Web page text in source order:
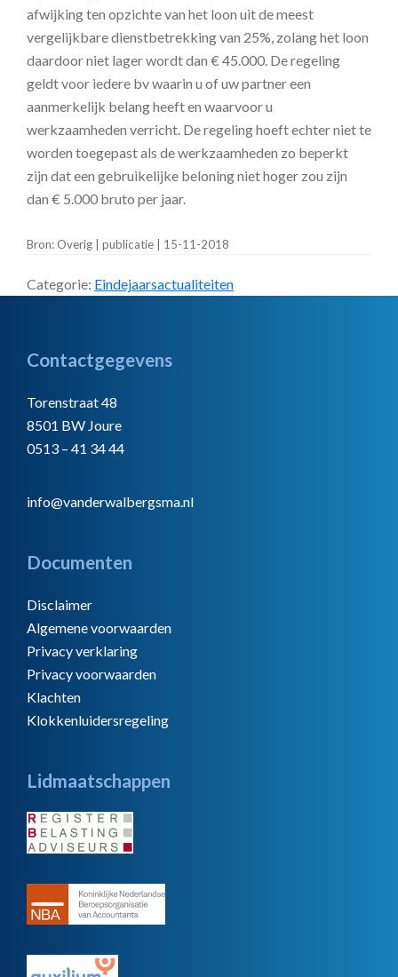
afwijking ten opzichte van het loon uit de meest
vergelijkbare dienstbetrekking van 25%, zolang het loon
daardoor niet lager wordt dan € 45.000. De regeling
geldt voor iedere bv waarin u of uw partner een
aanmerkelijk belang heeft en waarvoor u
werkzaamheden verricht. De regeling hoeft echter niet te
worden toegepast als de werkzaamheden zo beperkt
zijn dat een gebruikelijke beloning niet hoger zou zijn
dan € 5.000 bruto per jaar.
Bron: Overig | publicatie | 15-11-2018
Categorie: Eindejaarsactualiteiten
Footer
Contactgegevens
Torenstraat 48
8501 BW Joure
0513 – 41 34 44
info@vanderwalbergsma.nl
Documenten
Disclaimer
Algemene voorwaarden
Privacy verklaring
Privacy voorwaarden
Klachten
Klokkenluidersregeling
Lidmaatschappen